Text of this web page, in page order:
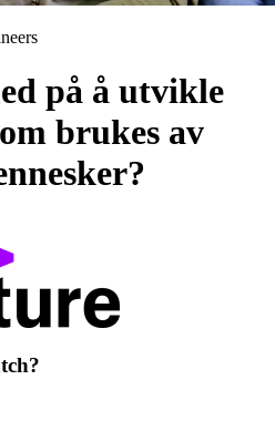
på å utvikle
brukes av